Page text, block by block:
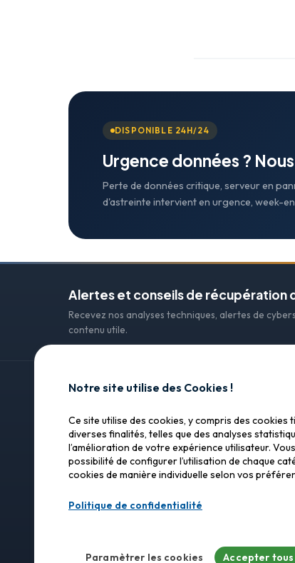
DISPONIBLE 24H/24
Urgence données ?
Perte de données critique, serveur en
d'astreinte intervient en urgence, week-
Alertes et conseils de récupération
Recevez nos analyses techniques, alertes de
contenu utile.
SOS Data Recovery
Récupération de données
professionnelle en Suisse.
Confiance, précision, résultats.
SOS Data
3232 Ins (Anet)
Notre site utilise des Cookies !
Ce site utilise des cookies, y compris des cookies
diverses finalités, telles que des analyses
l’amélioration de votre expérience utilisateur.
possibilité de configurer l’utilisation de chaque
cookies de manière individuelle selon vos
Politique de confidentialité
Paramètrer les cookies Accepter